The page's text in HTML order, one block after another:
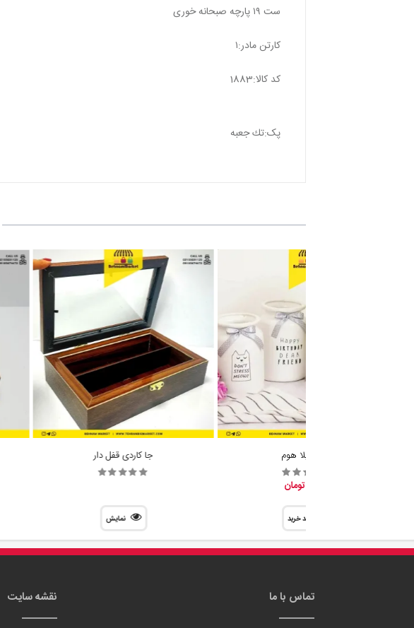
ست ١٩ پارچه صبحانه خورى
کارتن مادر:١
كد كالا:1883
پک:تك جعبه
گلدان ایلا هوم
سبد خرید
جا کاردی قفل دار
نمایش
تماس با ما نقشه سایت